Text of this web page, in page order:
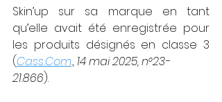
Skin’up sur sa marque en tant
qu’elle avait été enregistrée pour
les produits désignés en classe 3
(Cass.Com., 14 mai 2025, n°23-
21.866).